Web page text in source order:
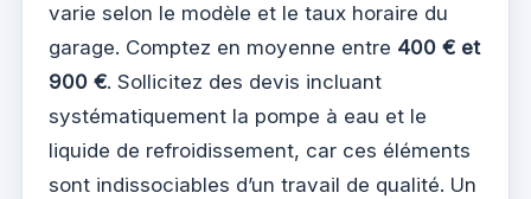
varie selon le modèle et le taux horaire du
garage. Comptez en moyenne entre 400 € et
900 €. Sollicitez des devis incluant
systématiquement la pompe à eau et le
liquide de refroidissement, car ces éléments
sont indissociables d’un travail de qualité. Un